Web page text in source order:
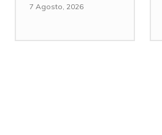
7 Agosto, 2026